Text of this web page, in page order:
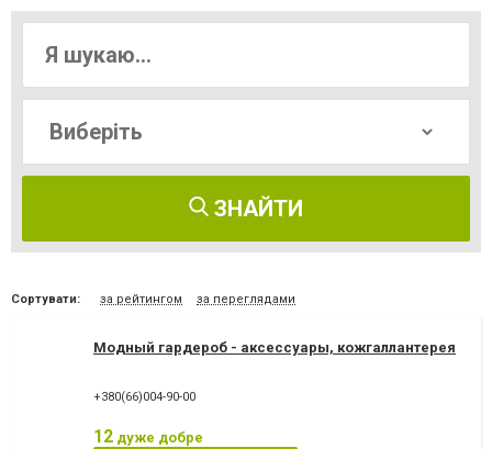
ЗНАЙТИ
Сортувати: за рейтингом за переглядами
Модный гардероб - аксессуары, кожгаллантерея
+380(66)004-90-00
12 дуже добре